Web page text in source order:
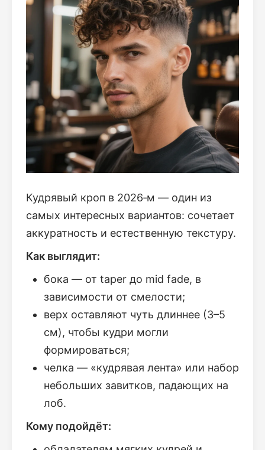
Кудрявый кроп в 2026‑м — один из
самых интересных вариантов: сочетает
аккуратность и естественную текстуру.
Как выглядит:
бока — от taper до mid fade, в
зависимости от смелости;
верх оставляют чуть длиннее (3–5
см), чтобы кудри могли
формироваться;
челка — «кудрявая лента» или набор
небольших завитков, падающих на
лоб.
Кому подойдёт: